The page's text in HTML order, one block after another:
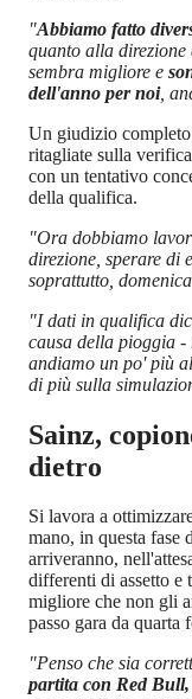
"Abbiamo fatto
quanto alla direzione
sembra migliore e
dell'anno per noi,
Un giudizio completo
ritagliate sulla
con un tentativo
della qualifica.
"Ora dobbiamo
direzione, sperare di
soprattutto,
"I dati in qualifica
causa della pioggia -
andiamo un po' più
di più sulla
Sainz,
dietro
Si lavora a
mano, in questa fase
arriveranno,
differenti di assetto e
migliore che non gli
passo gara da quarta
"Penso che sia
partita con Red